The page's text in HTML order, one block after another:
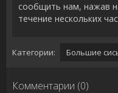
сообщить нам, нажав
течение нескольких
Категории: Большие
Комментарии (0)